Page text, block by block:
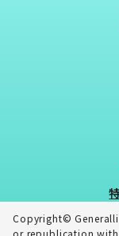
Copyright©
or republication